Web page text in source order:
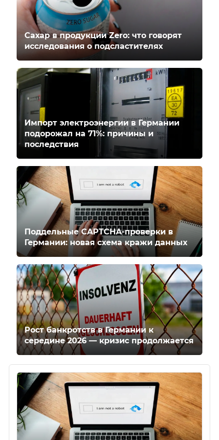
Сахар в продукции Zero: что говорят
исследования о подсластителях
Импорт электроэнергии в Германии
подорожал на 71%: причины и
последствия
Поддельные CAPTCHA-проверки в
Германии: новая схема кражи данных
Рост банкротств в Германии к
середине 2026 — кризис продолжается